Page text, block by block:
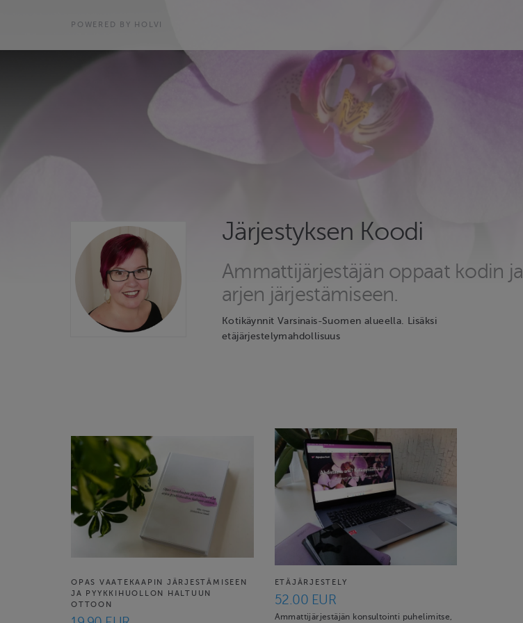
POWERED BY HOLVI
Järjestyksen Koodi
Ammattijärjestäjän oppaat kodin ja
arjen järjestämiseen.
Kotikäynnit Varsinais-Suomen alueella. Lisäksi
etäjärjestelymahdollisuus
OPAS VAATEKAAPIN JÄRJESTÄMISEEN
JA PYYKKIHUOLLON HALTUUN
OTTOON
ETÄJÄRJESTELY
52.00 EUR
Ammattijärjestäjän konsultointi puhelimitse,